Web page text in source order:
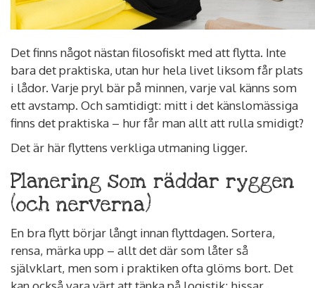
Det finns något nästan filosofiskt med att flytta. Inte
bara det praktiska, utan hur hela livet liksom får plats
i lådor. Varje pryl bär på minnen, varje val känns som
ett avstamp. Och samtidigt: mitt i det känslomässiga
finns det praktiska – hur får man allt att rulla smidigt?
Det är här flyttens verkliga utmaning ligger.
Planering som räddar ryggen
(och nerverna)
En bra flytt börjar långt innan flyttdagen. Sortera,
rensa, märka upp – allt det där som låter så
självklart, men som i praktiken ofta glöms bort. Det